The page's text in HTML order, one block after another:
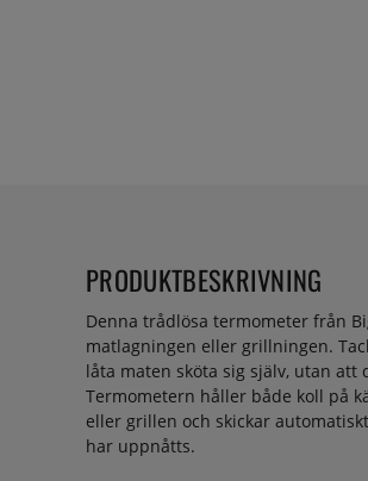
PRODUKTBESKRIVNING
Denna trådlösa termometer från
matlagningen eller grillningen.
låta maten sköta sig själv, utan att
Termometern håller både koll på
eller grillen och skickar
har uppnåtts.